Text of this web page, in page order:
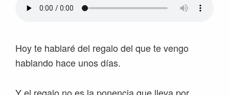
Hoy te hablaré del regalo del que te vengo
hablando hace unos días.